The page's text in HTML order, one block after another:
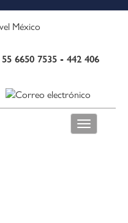
55 6650 7535 - 442 406
Toggle
navigation